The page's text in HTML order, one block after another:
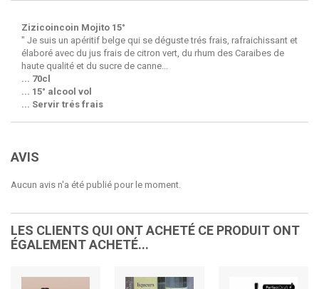
Zizicoincoin Mojito 15°
" Je suis un apéritif belge qui se déguste trés frais, rafraichissant et
élaboré avec du jus frais de citron vert, du rhum des Caraibes de
haute qualité et du sucre de canne...
... 70cl
... 15° alcool vol
... Servir trés frais
AVIS
Aucun avis n'a été publié pour le moment.
LES CLIENTS QUI ONT ACHETÉ CE PRODUIT ONT
ÉGALEMENT ACHETÉ...